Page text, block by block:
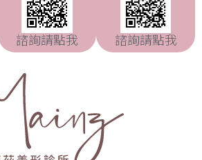
諮詢請點我 諮詢請點我